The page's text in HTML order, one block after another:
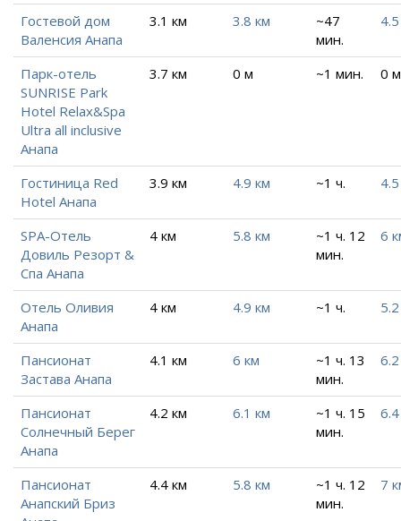
Гостевой дом
Валенсия Анапа
3.1 км 3.8 км
~47
мин.
Парк-отель
SUNRISE Park
Hotel Relax&Spa
Ultra all inclusive
Анапа
3.7 км 0 м ~1 мин. 0 м
Гостиница Red
Hotel Анапа
3.9 км 4.9 км ~1 ч.
SPA-Отель
Довиль Резорт &
Спа Анапа
4 км 5.8 км
~1 ч. 12
мин.
6
Отель Оливия
Анапа
4 км 4.9 км ~1 ч.
Пансионат
Застава Анапа
4.1 км 6 км
~1 ч. 13
мин.
Пансионат
Солнечный Берег
Анапа
4.2 км 6.1 км
~1 ч. 15
мин.
Пансионат
Анапский Бриз
4.4 км 5.8 км
~1 ч. 12
мин.
7